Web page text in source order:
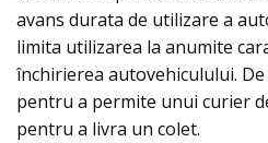
avans durata de utilizare a
limita utilizarea la anumite
închirierea autovehiculului.
pentru a permite unui curier
pentru a livra un colet.